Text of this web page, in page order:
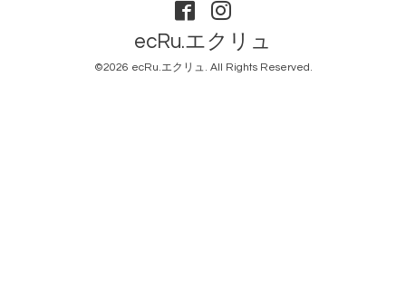
ecRu.エクリュ
©2026 ecRu.エクリュ. All Rights Reserved.